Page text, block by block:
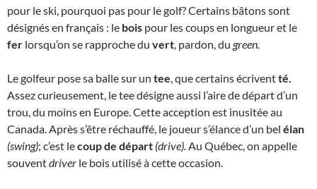
pour le ski, pourquoi pas pour le golf? Certains bâtons sont
désignés en français : le bois pour les coups en longueur et le
fer lorsqu’on se rapproche du vert, pardon, du green.
Le golfeur pose sa balle sur un tee, que certains écriventté.
Assez curieusement, le tee désigne aussi l’aire de départ d’un
trou, du moins en Europe. Cette acception est inusitée au
Canada. Après s’être réchauffé, le joueur s’élance d’un bel élan
(swing); c’est lecoup de départ (drive).Au Québec, on appelle
souventdriver le bois utilisé à cette occasion.